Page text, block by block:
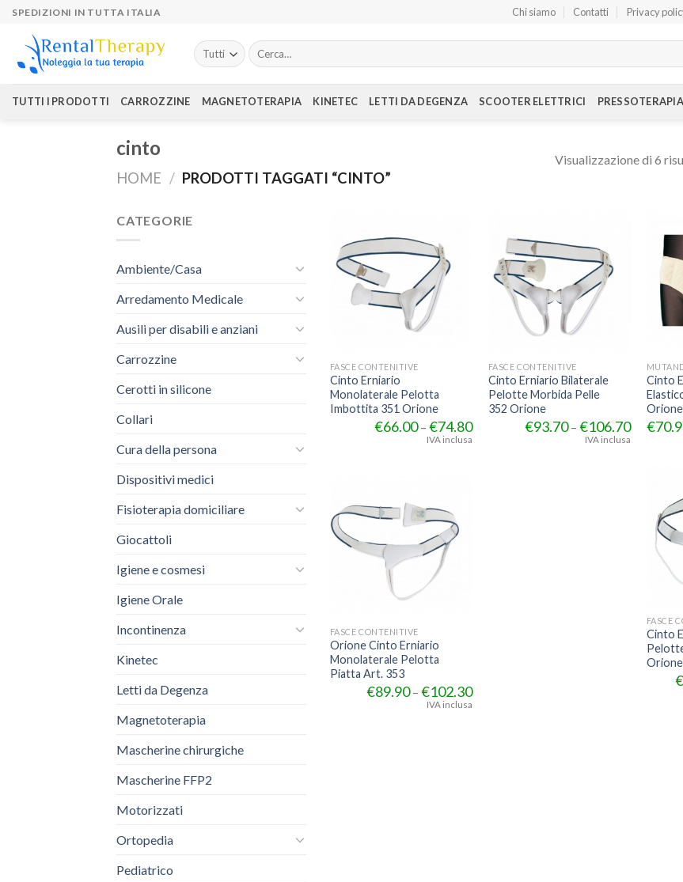
Skip
content
SPEDIZIONI IN TUTTA ITALIA Chi siamo Contatti Privacy
Cerca:
TUTTI I PRODOTTI CARROZZINE MAGNETOTERAPIA KINETEC LETTI DA DEGENZA SCOOTER ELETTRICI PRESSOTERAPIA
cinto
HOME / PRODOTTI TAGGATI “CINTO”
Visualizzazione di 6
CATEGORIE
Ambiente/Casa
Arredamento Medicale
Ausili per disabili e anziani
Carrozzine
Cerotti in silicone
Collari
Cura della persona
Dispositivi medici
Fisioterapia domiciliare
Giocattoli
Igiene e cosmesi
Igiene Orale
Incontinenza
Kinetec
Letti da Degenza
Magnetoterapia
Mascherine chirurgiche
Mascherine FFP2
Motorizzati
Ortopedia
Pediatrico
FASCE CONTENITIVE
Cinto Erniario
Monolaterale Pelotta
Imbottita 351 Orione
€66.00–€74.80
IVA inclusa
FASCE CONTENITIVE
Cinto Erniario Bilaterale
Pelotte Morbida Pelle
352 Orione
€93.70–€106.70
IVA inclusa
Cinto
Orione
€
FASCE
Cinto
Orione
€
FASCE CONTENITIVE
Orione Cinto Erniario
Monolaterale Pelotta
Piatta Art. 353
€89.90–€102.30
IVA inclusa